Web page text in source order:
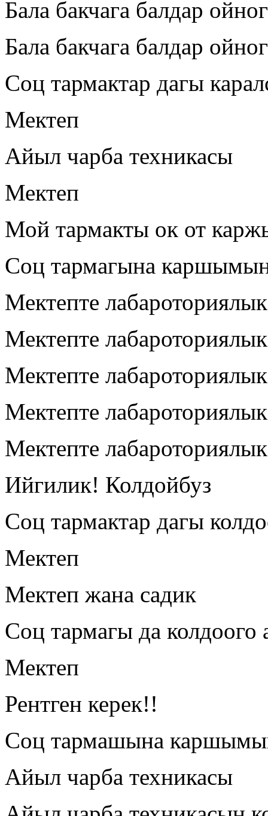
Бала бакчага балдар
Бала бакчага балдар
Соц тармактар дагы
Мектеп
Айыл чарба техникасы
Мектеп
Мой тармакты ок от
Соц тармагына
Мектепте
Мектепте
Мектепте
Мектепте
Мектепте
Ийгилик! Колдойбуз
Соц тармактар дагы
Мектеп
Мектеп жана садик
Соц тармагы да
Мектеп
Рентген керек!!
Соц тармашына
Айыл чарба техникасы